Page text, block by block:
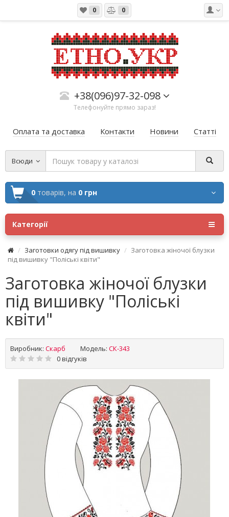
0 0
+38(096)97-32-098
Телефонуйте прямо зараз!
Оплата та доставка Контакти Новини Статті
Всюди
0 товарів, на 0 грн
Категорії
Заготовки одягу під вишивку
Заготовка жіночої блузки
під вишивку "Поліські квіти"
Заготовка жіночої блузки
під вишивку "Поліські
квіти"
Виробник: Скарб Модель: СК-343
0 відгуків